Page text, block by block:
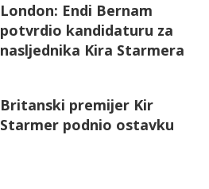
London: Endi Bernam
potvrdio kandidaturu za
nasljednika Kira Starmera
Britanski premijer Kir
Starmer podnio ostavku